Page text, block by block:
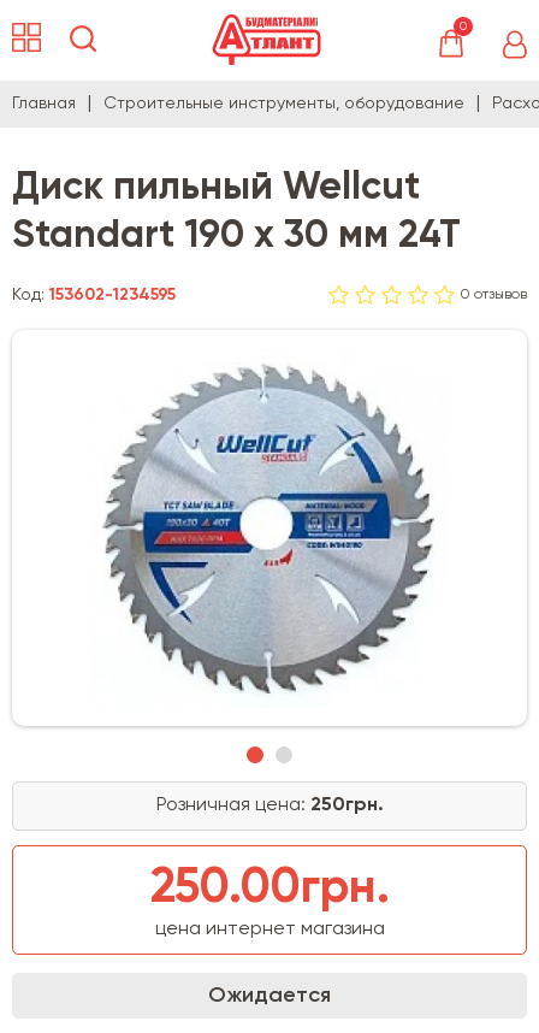
0
Главная Строительные инструменты, оборудование
Диск пильный Wellcut
Standart 190 х 30 мм 24Т
Код:153602-1234595 0 отзывов
Розничная цена: 250грн.
250.00грн.
цена интернет магазина
Ожидается